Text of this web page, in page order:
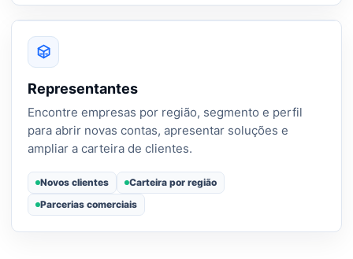
Representantes
Encontre empresas por região, segmento e perfil
para abrir novas contas, apresentar soluções e
ampliar a carteira de clientes.
Novos clientes
Carteira por região
Parcerias comerciais